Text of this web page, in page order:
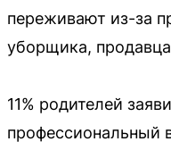
переживают из-за
уборщика, продавца
11% родителей
профессиональный